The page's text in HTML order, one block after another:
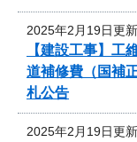
2025年2月19日更新
【建設工事】
道補修費（国補
札公告
2025年2月19日更新